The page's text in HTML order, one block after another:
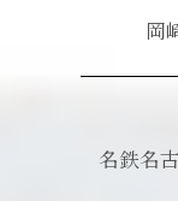
岡
名鉄名